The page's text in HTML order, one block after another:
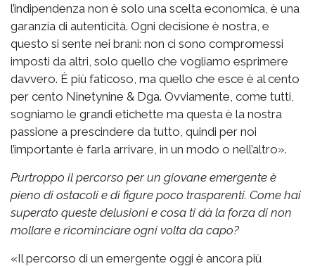
l’indipendenza non è solo una scelta economica, è una
garanzia di autenticità. Ogni decisione è nostra, e
questo si sente nei brani: non ci sono compromessi
imposti da altri, solo quello che vogliamo esprimere
davvero. È più faticoso, ma quello che esce è al cento
per cento Ninetynine & Dga. Ovviamente, come tutti,
sogniamo le grandi etichette ma questa è la nostra
passione a prescindere da tutto, quindi per noi
l’importante è farla arrivare, in un modo o nell’altro».
Purtroppo il percorso per un giovane emergente è
pieno di ostacoli e di figure poco trasparenti. Come hai
superato queste delusioni e cosa ti dà la forza di non
mollare e ricominciare ogni volta da capo?
«Il percorso di un emergente oggi è ancora più